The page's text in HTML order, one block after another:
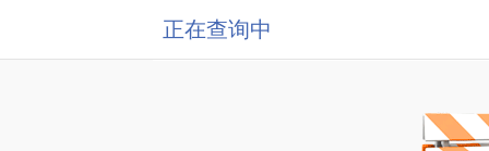
正在查询中